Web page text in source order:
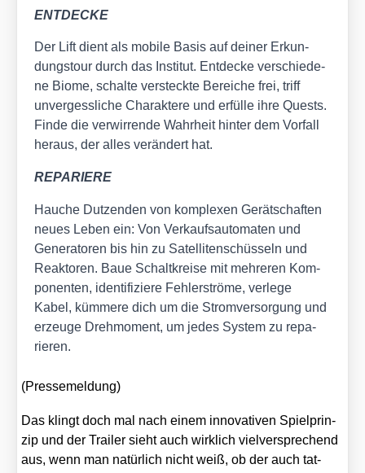
ENTDECKE
Der Lift dient als mobi­le Basis auf dei­ner Erkun­
dungs­tour durch das Insti­tut. Ent­de­cke ver­schie­de­
ne Bio­me, schal­te ver­steck­te Berei­che frei, triff
unver­gess­li­che Cha­rak­te­re und erfül­le ihre Quests.
Fin­de die ver­wir­ren­de Wahr­heit hin­ter dem Vor­fall
her­aus, der alles ver­än­dert hat.
REPARIERE
Hau­che Dut­zen­den von kom­ple­xen Gerät­schaf­ten
neu­es Leben ein: Von Ver­kaufs­au­to­ma­ten und
Gene­ra­to­ren bis hin zu Satel­li­ten­schüs­seln und
Reak­to­ren. Baue Schalt­krei­se mit meh­re­ren Kom­
po­nen­ten, iden­ti­fi­zie­re Feh­ler­strö­me, ver­le­ge
Kabel, küm­me­re dich um die Strom­ver­sor­gung und
erzeu­ge Dreh­mo­ment, um jedes Sys­tem zu repa­
rie­ren.
(Pres­se­mel­dung)
Das klingt doch mal nach einem inno­va­ti­ven Spiel­prin­
zip und der Trai­ler sieht auch wirk­lich viel­ver­spre­chend
aus, wenn man natür­lich nicht weiß, ob der auch tat­